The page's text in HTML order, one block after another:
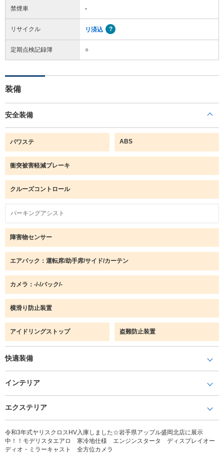
禁煙車 -
リサイクル リ済込
定期点検記録簿 ○
装備
安全装備
パワステ ABS
衝突被害軽減ブレーキ
クルーズコントロール
パーキングアシスト
障害物センサー
エアバック：運転席/助手席/サイド/カーテン
カメラ：-/-/バック/-
横滑り防止装置
アイドリングストップ 盗難防止装置
快適装備
インテリア
エクステリア
令和3年式ヤリスクロスHV入庫しました☆岩手県アップル盛岡北店に展示
中！！モデリスタエアロ 寒冷地仕様 エンジンスタータ ディスプレイオー
ディオ・ミラーキャスト 全方位カメラ